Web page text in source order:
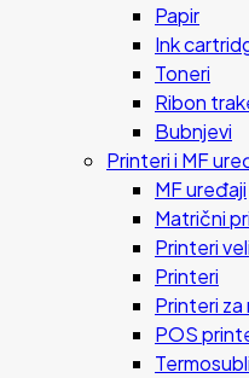
Papir
Ink
Toneri
Ribon
Bubnjevi
Printeri i MF
MF uređaji
Matrični
Printeri
Printeri
Printeri
POS